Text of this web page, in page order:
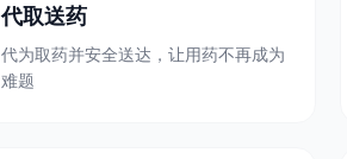
代取送药
代为取药并安全送达，让用药不再成为
难题